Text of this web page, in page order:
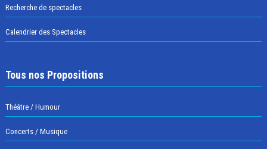
Recherche de spectacles
Calendrier des Spectacles
Tous nos Propositions
Théâtre / Humour
Concerts / Musique